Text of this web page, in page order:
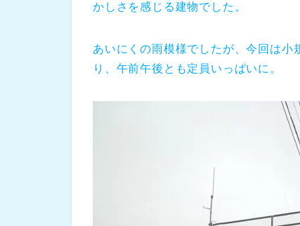
かしさを感じる建物でした。
あいにくの雨模様でしたが、今回は小
り、午前午後とも定員いっぱいに。